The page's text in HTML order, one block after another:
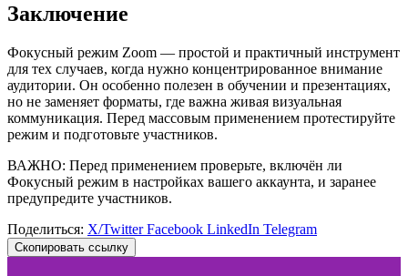
Заключение
Фокусный режим Zoom — простой и практичный инструмент
для тех случаев, когда нужно концентрированное внимание
аудитории. Он особенно полезен в обучении и презентациях,
но не заменяет форматы, где важна живая визуальная
коммуникация. Перед массовым применением протестируйте
режим и подготовьте участников.
ВАЖНО: Перед применением проверьте, включён ли
Фокусный режим в настройках вашего аккаунта, и заранее
предупредите участников.
Поделиться: X/TwitterFacebook LinkedIn Telegram
Скопировать ссылку